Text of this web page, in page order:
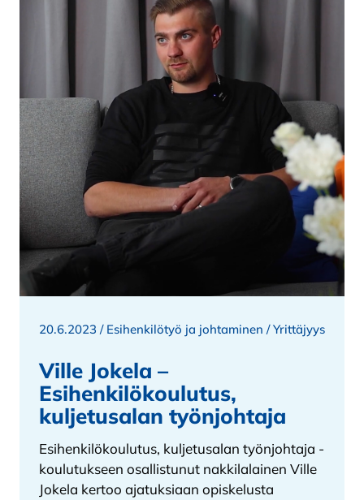
20.6.2023 / Esihenkilötyö ja johtaminen /Yrittäjyys
Ville Jokela –
Esihenkilökoulutus,
kuljetusalan työnjohtaja
Esihenkilökoulutus, kuljetusalan työnjohtaja -
koulutukseen osallistunut nakkilalainen Ville
Jokela kertoo ajatuksiaan opiskelusta